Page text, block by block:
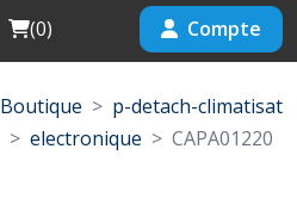
Cart
(0) Compte
Boutique
p-detach-climatisat
electronique
CAPA01220